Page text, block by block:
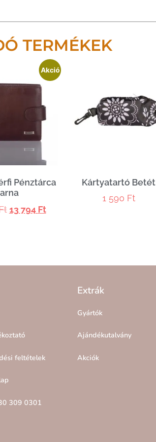
TERMÉKEK
Akció
Pénztárca
13 794 Ft
Kártyatartó Betét
1 590 Ft
feltételek
309 0301
Extrák
Gyártók
Ajándékutalvány
Akciók